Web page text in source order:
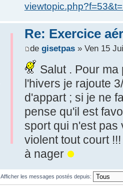
Re: Exercice
de gisetpas» Ven 15
Salut . Pour
l'hivers je rajoute
d'appart ; si je ne
pense qu'il est
sport qui n'est pas
violent tout court
à nager
Afficher les messages postés depuis: